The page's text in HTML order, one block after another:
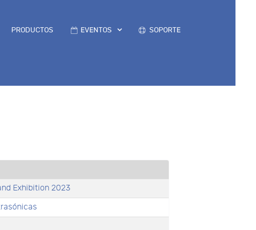
PRODUCTOS EVENTOS SOPORTE
Exhibition 2023